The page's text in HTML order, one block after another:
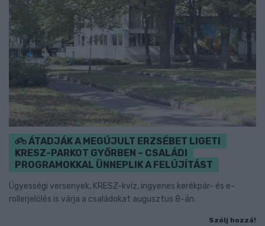
ÁTADJÁK A MEGÚJULT ERZSÉBET LIGETI
KRESZ-PARKOT GYŐRBEN – CSALÁDI
PROGRAMOKKAL ÜNNEPLIK A FELÚJÍTÁST
Ügyességi versenyek, KRESZ-kvíz, ingyenes kerékpár- és e-
rollerjelölés is várja a családokat augusztus 8-án.
Szólj hozzá!